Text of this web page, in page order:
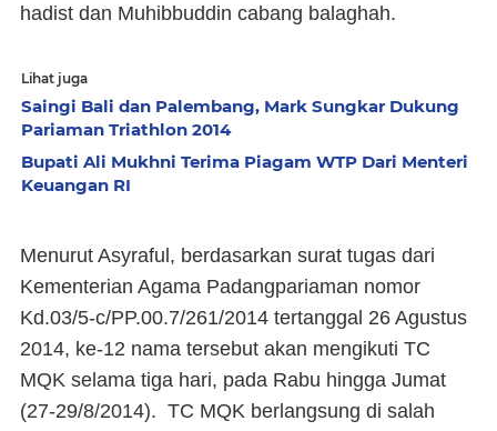
hadist dan Muhibbuddin cabang balaghah.
Lihat juga
Saingi Bali dan Palembang, Mark Sungkar Dukung
Pariaman Triathlon 2014
Bupati Ali Mukhni Terima Piagam WTP Dari Menteri
Keuangan RI
Menurut Asyraful, berdasarkan surat tugas dari
Kementerian Agama Padangpariaman nomor
Kd.03/5-c/PP.00.7/261/2014 tertanggal 26 Agustus
2014, ke-12 nama tersebut akan mengikuti TC
MQK selama tiga hari, pada Rabu hingga Jumat
(27-29/8/2014). TC MQK berlangsung di salah